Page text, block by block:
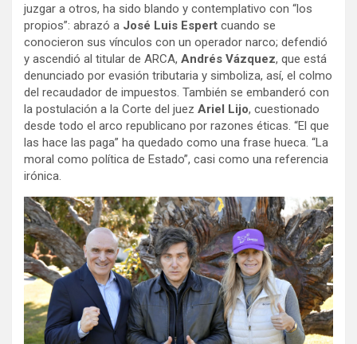
juzgar a otros, ha sido blando y contemplativo con “los
propios”: abrazó a José Luis Espert cuando se
conocieron sus vínculos con un operador narco; defendió
y ascendió al titular de ARCA, Andrés Vázquez, que está
denunciado por evasión tributaria y simboliza, así, el colmo
del recaudador de impuestos. También se embanderó con
la postulación a la Corte del juez Ariel Lijo, cuestionado
desde todo el arco republicano por razones éticas. “El que
las hace las paga” ha quedado como una frase hueca. “La
moral como política de Estado”, casi como una referencia
irónica.